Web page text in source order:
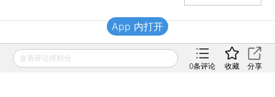
财新移动
发表评论得积分
0条评论 收藏 分享
App 内打开